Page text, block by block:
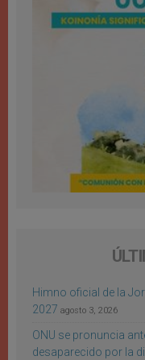
Himno oficial de la
2027 agosto 3, 2026
ONU se pronuncia
desaparecido por la